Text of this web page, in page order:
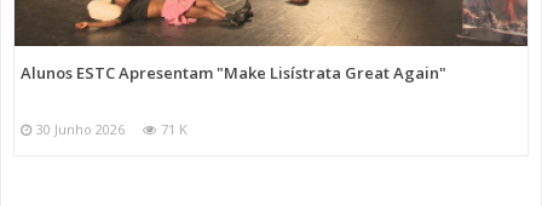
Alunos ESTC Apresentam "Make Lisístrata Great Again"
30 Junho 2026 71 K